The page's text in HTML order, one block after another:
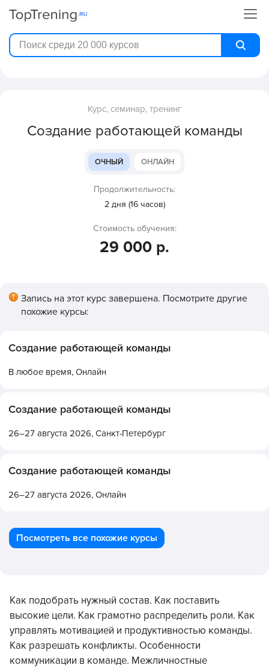
Курс, семинар, тренинг
Создание работающей команды
ОЧНЫЙ ОНЛАЙН
Продолжительность:
2 дня (16 часов)
Стоимость обучения:
29 000 р.
Запись на этот курс завершена. Посмотрите другие
похожие курсы:
Создание работающей команды
В любое время, Онлайн
Создание работающей команды
26–27 августа 2026, Санкт-Петербург
Создание работающей команды
26–27 августа 2026, Онлайн
Посмотреть все похожие курсы
Как подобрать нужный состав. Как поставить
высокие цели. Как грамотно распределить роли. Как
управлять мотивацией и продуктивностью команды.
Как разрешать конфликты. Особенности
коммуникации в команде. Межличностные